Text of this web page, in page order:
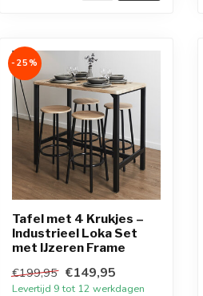
-25%
Tafel met 4 Krukjes –
Industrieel Loka Set
met IJzeren Frame
€199,95 €149,95
Levertijd 9 tot 12 werkdagen